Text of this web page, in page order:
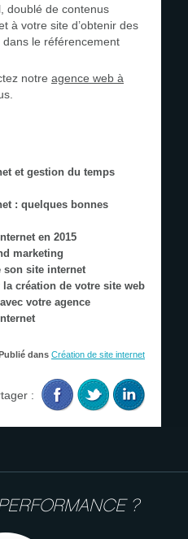
doublé de contenus
à votre site d’obtenir des
le référencement
notre agence web à
et gestion du temps
: quelques bonnes
en 2015
marketing
son site internet
création de votre site web
votre agence
dans Création de site internet
:
?